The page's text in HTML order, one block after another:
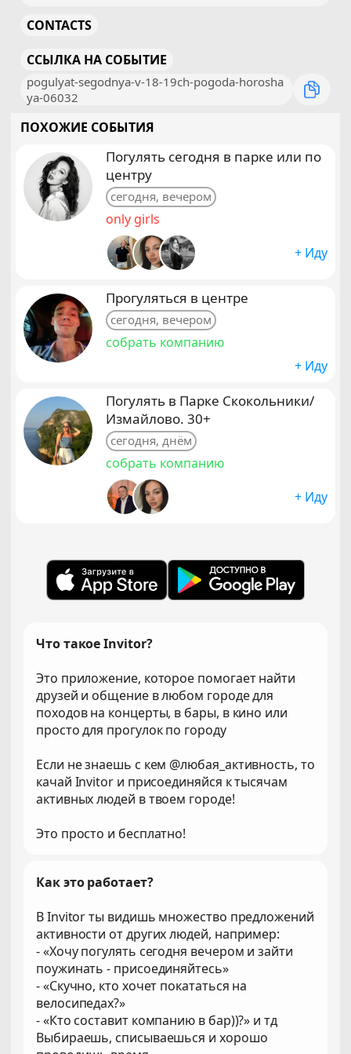
CONTACTS
ССЫЛКА НА СОБЫТИЕ
pogulyat-segodnya-v-18-19ch-pogoda-horosha
ya-06032
ПОХОЖИЕ СОБЫТИЯ
Погулять сегодня в парке или по
центру
сегодня, вечером
only girls
+ Иду
Прогуляться в центре
сегодня, вечером
собрать компанию
+ Иду
Погулять в Парке Скокольники/
Измайлово. 30+
сегодня, днём
собрать компанию
+ Иду
Что такое Invitor?
Это приложение, которое помогает найти
друзей и общение в любом городе для
походов на концерты, в бары, в кино или
просто для прогулок по городу
Если не знаешь с кем @любая_активность, то
качай Invitor и присоединяйся к тысячам
активных людей в твоем городе!
Это просто и бесплатно!
Как это работает?
В Invitor ты видишь множество предложений
активности от других людей, например:
- «Хочу погулять сегодня вечером и зайти
поужинать - присоединяйтесь»
- «Скучно, кто хочет покататься на
велосипедах?»
- «Кто составит компанию в бар))?» и тд
Выбираешь, списываешься и хорошо